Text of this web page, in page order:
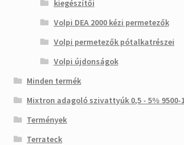
kiegészítői
Volpi DEA 2000 kézi permetezők
Volpi permetezők pótalkatrészei
Volpi újdonságok
Minden termék
Mixtron adagoló szivattyúk 0,5 - 5% 9500-
Termények
Terrateck